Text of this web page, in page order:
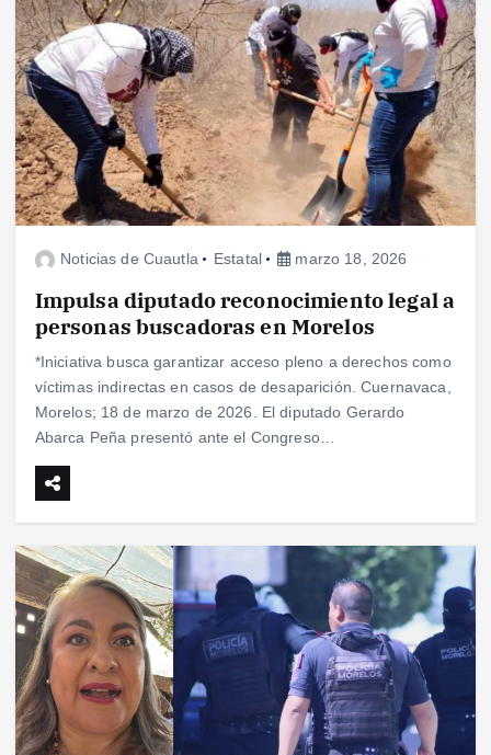
Noticias de Cuautla Estatal marzo 18, 2026
Impulsa diputado reconocimiento legal a
personas buscadoras en Morelos
*Iniciativa busca garantizar acceso pleno a derechos como
víctimas indirectas en casos de desaparición. Cuernavaca,
Morelos; 18 de marzo de 2026. El diputado Gerardo
Abarca Peña presentó ante el Congreso…